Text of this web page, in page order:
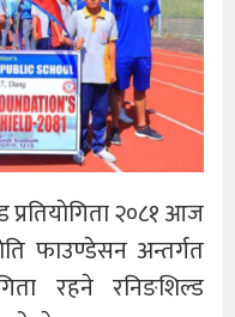
प्रतियाेगिता २०८१ आज
फाउण्डेसन अन्तर्गत
रहने रनिङशिल्ड